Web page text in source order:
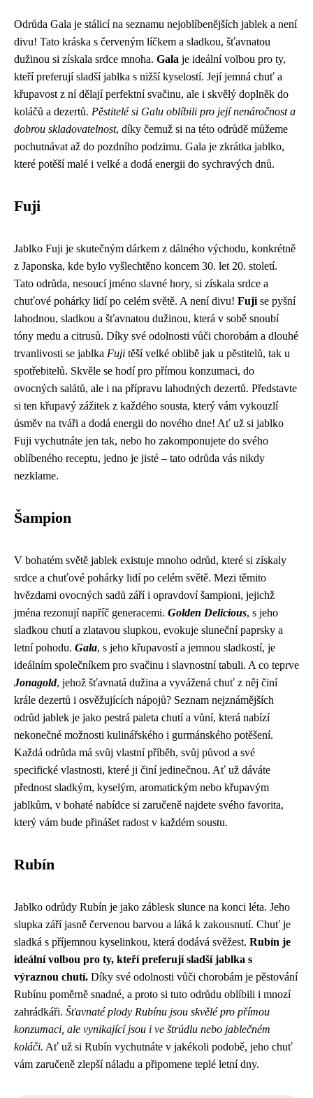
Odrůda Gala je stálicí na seznamu nejoblíbenějších jablek a není
divu! Tato kráska s červeným líčkem a sladkou, šťavnatou
dužinou si získala srdce mnoha. Gala je ideální volbou pro ty,
kteří preferují sladší jablka s nižší kyselostí. Její jemná chuť a
křupavost z ní dělají perfektní svačinu, ale i skvělý doplněk do
koláčů a dezertů. Pěstitelé si Galu oblíbili pro její nenáročnost a
dobrou skladovatelnost, díky čemuž si na této odrůdě můžeme
pochutnávat až do pozdního podzimu. Gala je zkrátka jablko,
které potěší malé i velké a dodá energii do sychravých dnů.
Fuji
Jablko Fuji je skutečným dárkem z dálného východu, konkrétně
z Japonska, kde bylo vyšlechtěno koncem 30. let 20. století.
Tato odrůda, nesoucí jméno slavné hory, si získala srdce a
chuťové pohárky lidí po celém světě. A není divu! Fuji se pyšní
lahodnou, sladkou a šťavnatou dužinou, která v sobě snoubí
tóny medu a citrusů. Díky své odolnosti vůči chorobám a dlouhé
trvanlivosti se jablka Fuji těší velké oblibě jak u pěstitelů, tak u
spotřebitelů. Skvěle se hodí pro přímou konzumaci, do
ovocných salátů, ale i na přípravu lahodných dezertů. Představte
si ten křupavý zážitek z každého sousta, který vám vykouzlí
úsměv na tváři a dodá energii do nového dne! Ať už si jablko
Fuji vychutnáte jen tak, nebo ho zakomponujete do svého
oblíbeného receptu, jedno je jisté – tato odrůda vás nikdy
nezklame.
Šampion
V bohatém světě jablek existuje mnoho odrůd, které si získaly
srdce a chuťové pohárky lidí po celém světě. Mezi těmito
hvězdami ovocných sadů září i opravdoví šampioni, jejichž
jména rezonují napříč generacemi. Golden Delicious, s jeho
sladkou chutí a zlatavou slupkou, evokuje sluneční paprsky a
letní pohodu. Gala, s jeho křupavostí a jemnou sladkostí, je
ideálním společníkem pro svačinu i slavnostní tabuli. A co teprve
Jonagold, jehož šťavnatá dužina a vyvážená chuť z něj činí
krále dezertů i osvěžujících nápojů? Seznam nejznámějších
odrůd jablek je jako pestrá paleta chutí a vůní, která nabízí
nekonečné možnosti kulinářského i gurmánského potěšení.
Každá odrůda má svůj vlastní příběh, svůj původ a své
specifické vlastnosti, které ji činí jedinečnou. Ať už dáváte
přednost sladkým, kyselým, aromatickým nebo křupavým
jablkům, v bohaté nabídce si zaručeně najdete svého favorita,
který vám bude přinášet radost v každém soustu.
Rubín
Jablko odrůdy Rubín je jako záblesk slunce na konci léta. Jeho
slupka září jasně červenou barvou a láká k zakousnutí. Chuť je
sladká s příjemnou kyselinkou, která dodává svěžest. Rubín je
ideální volbou pro ty, kteří preferují sladší jablka s
výraznou chutí. Díky své odolnosti vůči chorobám je pěstování
Rubínu poměrně snadné, a proto si tuto odrůdu oblíbili i mnozí
zahrádkáři. Šťavnaté plody Rubínu jsou skvělé pro přímou
konzumaci, ale vynikající jsou i ve štrúdlu nebo jablečném
koláči. Ať už si Rubín vychutnáte v jakékoli podobě, jeho chuť
vám zaručeně zlepší náladu a připomene teplé letní dny.